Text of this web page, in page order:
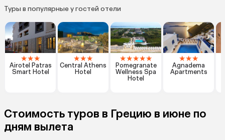
Туры в популярные у гостей отели
★★★
Airotel Patras
Smart Hotel
★★★
Central Athens
Hotel
★★★★★
Pomegranate
Wellness Spa
Hotel
★★★
Agnadema
Apartments
Стоимость туров в Грецию в июне по
дням вылета